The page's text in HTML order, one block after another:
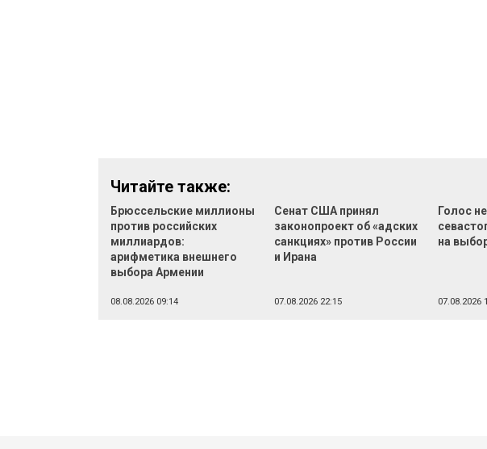
Читайте также:
Брюссельские миллионы
против российских
миллиардов:
арифметика внешнего
выбора Армении
08.08.2026 09:14
Сенат США принял
законопроект об «адских
санкциях» против России
и Ирана
07.08.2026 22:15
Голос
на
07.08.2026